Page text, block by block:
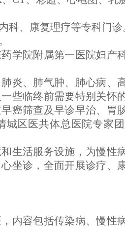
科、康复理疗等专科门诊
学院附属第一医院妇产
炎、肺气肿、肺心病、
些临终前需要特别关怀
癌筛查及早诊早治、胃
区医共体总医院专家
生活服务设施，为慢性
坐诊，全面开展诊疗、
内容包括传染病、慢性